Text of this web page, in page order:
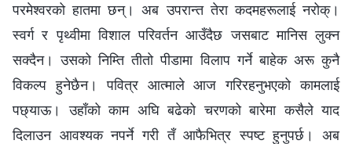
परमेश्‍वरको हातमा छन्। अब उपरान्त तेरा कदमहरूलाई नरोक्।
स्वर्ग र पृथ्वीमा विशाल परिवर्तन आउँदैछ जसबाट मानिस लुक्‍न
सक्दैन। उसको निम्ति तीतो पीडामा विलाप गर्ने बाहेक अरू कुनै
विकल्‍प हुनेछैन। पवित्र आत्माले आज गरिरहनुभएको कामलाई
पछ्याऊ। उहाँको काम अघि बढेको चरणको बारेमा कसैले याद
दिलाउन आवश्यक नपर्ने गरी तँ आफैभित्र स्पष्ट हुनुपर्छ। अब